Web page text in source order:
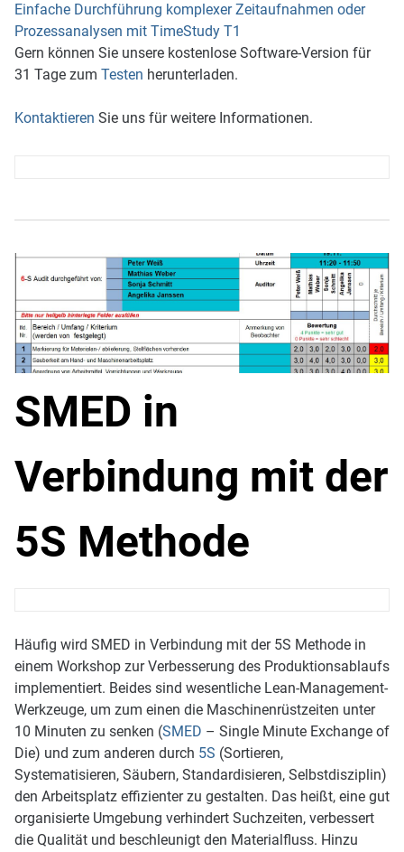
Einfache Durchführung komplexer Zeitaufnahmen oder
Prozessanalysen mit TimeStudy T1
Gern können Sie unsere kostenlose Software-Version für
31 Tage zum Testen herunterladen.
Kontaktieren Sie uns für weitere Informationen.
SMED in
Verbindung mit der
5S Methode
Häufig wird SMED in Verbindung mit der 5S Methode in
einem Workshop zur Verbesserung des Produktionsablaufs
implementiert. Beides sind wesentliche Lean-Management-
Werkzeuge, um zum einen die Maschinenrüstzeiten unter
10 Minuten zu senken (SMED – Single Minute Exchange of
Die) und zum anderen durch 5S (Sortieren,
Systematisieren, Säubern, Standardisieren, Selbstdisziplin)
den Arbeitsplatz effizienter zu gestalten. Das heißt, eine gut
organisierte Umgebung verhindert Suchzeiten, verbessert
die Qualität und beschleunigt den Materialfluss. Hinzu